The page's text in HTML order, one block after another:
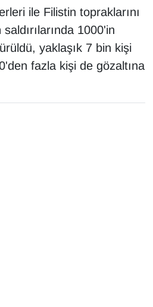
ile Filistin topraklarını
1000'in
yaklaşık 7 bin kişi
fazla kişi de gözaltına